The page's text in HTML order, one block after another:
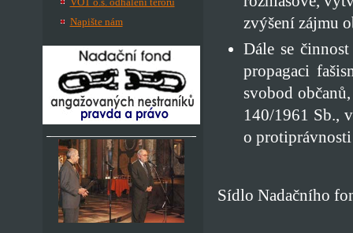
Napište nám
zvýšení zájmu
Dále se
propagaci
svobod
140/1961 Sb.,
o
Sídlo Nadačního